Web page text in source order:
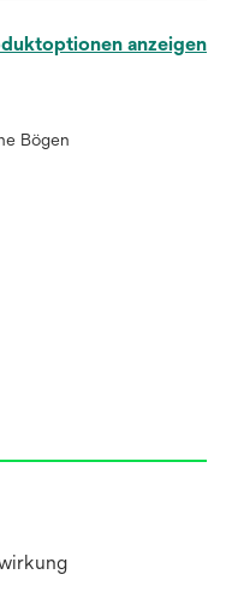
anzeigen
Bögen